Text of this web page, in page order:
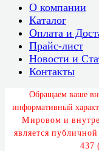
О компании
Каталог
Оплата и
Прайс-лист
Новости и
Контакты
Обращаем ваше вн
информативный характ
ровом и вну т реннем
публично й офертой